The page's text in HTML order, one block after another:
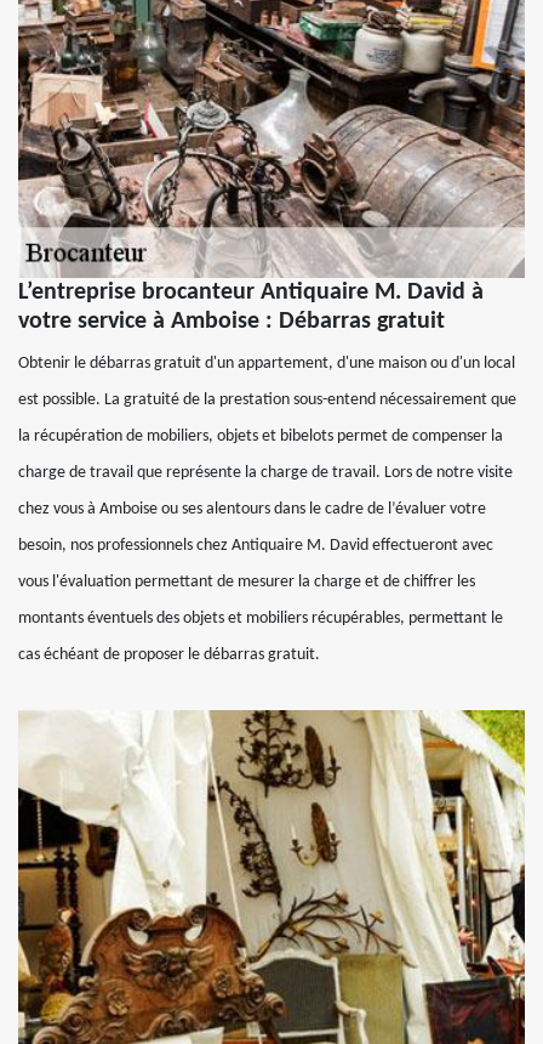
L’entreprise brocanteur Antiquaire M. David à
votre service à Amboise : Débarras gratuit
Obtenir le débarras gratuit d'un appartement, d'une maison ou d'un local
est possible. La gratuité de la prestation sous-entend nécessairement que
la récupération de mobiliers, objets et bibelots permet de compenser la
charge de travail que représente la charge de travail. Lors de notre visite
chez vous à Amboise ou ses alentours dans le cadre de l’évaluer votre
besoin, nos professionnels chez Antiquaire M. David effectueront avec
vous l'évaluation permettant de mesurer la charge et de chiffrer les
montants éventuels des objets et mobiliers récupérables, permettant le
cas échéant de proposer le débarras gratuit.